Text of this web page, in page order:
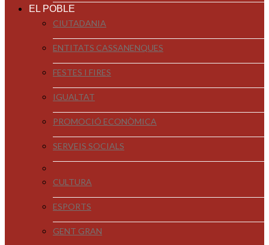
EL POBLE
CIUTADANIA
ENTITATS CASSANENQUES
FESTES I FIRES
IGUALTAT
PROMOCIÓ ECONÒMICA
SERVEIS SOCIALS
CULTURA
ESPORTS
GENT GRAN